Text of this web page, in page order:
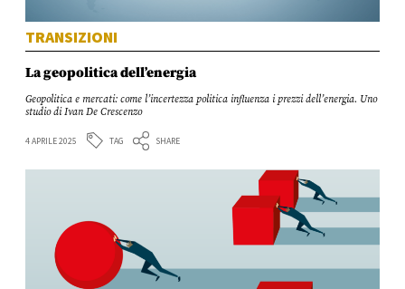
TRANSIZIONI
La geopolitica dell’energia
Geopolitica e mercati: come l’incertezza politica influenza i prezzi dell’energia. Uno
studio di Ivan De Crescenzo
4 APRILE 2025 TAG SHARE